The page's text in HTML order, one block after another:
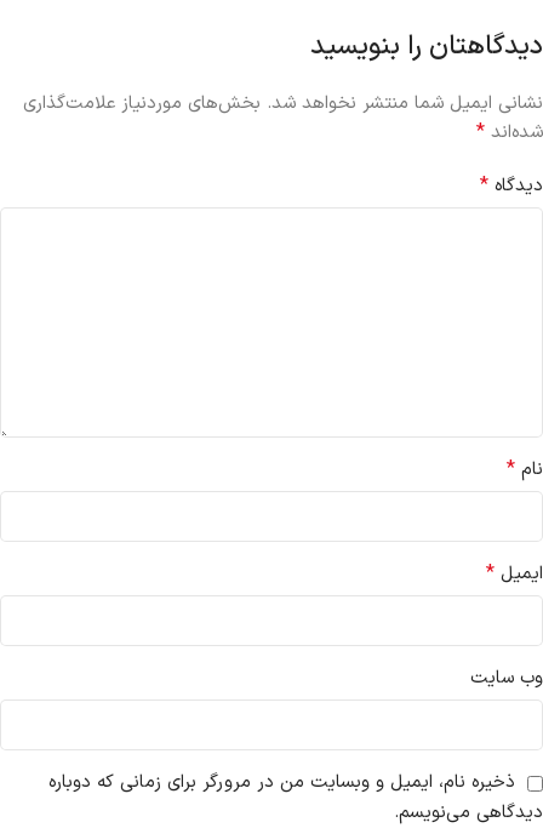
دیدگاهتان را بنویسید
نشانی ایمیل شما منتشر نخواهد شد. بخش‌های موردنیاز علامت‌گذاری
شده‌اند *
دیدگاه *
نام *
ایمیل *
وب‌ سایت
ذخیره نام، ایمیل و وبسایت من در مرورگر برای زمانی که دوباره
دیدگاهی می‌نویسم.